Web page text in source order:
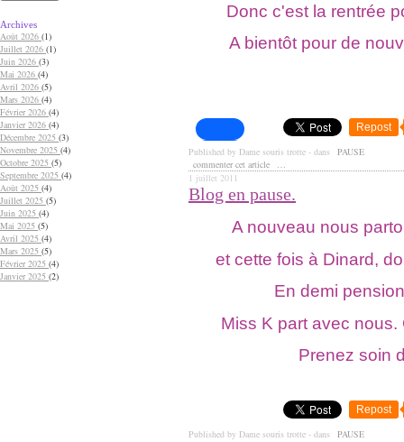
Archives
Août 2026 (1)
Juillet 2026 (1)
Juin 2026 (3)
Mai 2026 (4)
Avril 2026 (5)
Mars 2026 (4)
Février 2026 (4)
Janvier 2026 (4)
Décembre 2025 (3)
Novembre 2025 (4)
Octobre 2025 (5)
Septembre 2025 (4)
Août 2025 (4)
Juillet 2025 (5)
Juin 2025 (4)
Mai 2025 (5)
Avril 2025 (4)
Mars 2025 (5)
Février 2025 (4)
Janvier 2025 (2)
Donc c'est la rentrée
A bientôt pour de
Repost
Published by Dame souris trotte - dans PAUSE
commenter cet article
…
1 juillet 2011
Blog en pause.
A nouveau nous
et cette fois à Dinard,
En demi
Miss K part avec
Prenez soin
Repost
Published by Dame souris trotte - dans PAUSE